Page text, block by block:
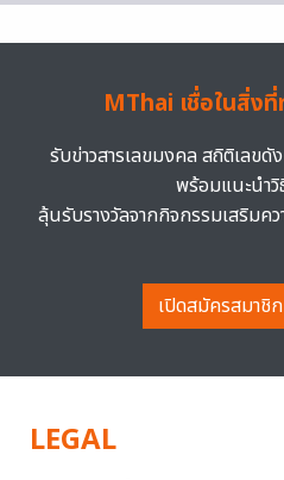
MThai เชื่อในสิ่งที่
รับข่าวสารเลขมงคล สถิติเลขดั
พร้อมแนะนำวิ
ลุ้นรับรางวัลจากกิจกรรมเสริมค
เปิดสมัครสมาชิ
LEGAL